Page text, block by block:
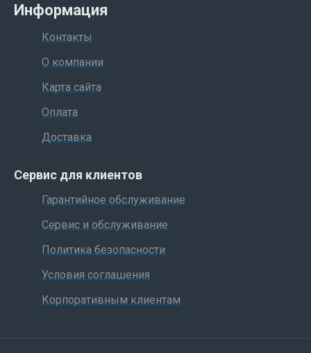
Информация
Контакты
О компании
Карта сайта
Оплата
Доставка
Сервис для клиентов
Гарантийное обслуживание
Сервис и обслуживание
Политика безопасности
Условия соглашения
Корпоративным клиентам